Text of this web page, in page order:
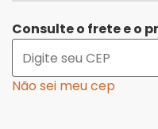
Consulte o frete e o
Não sei meu cep